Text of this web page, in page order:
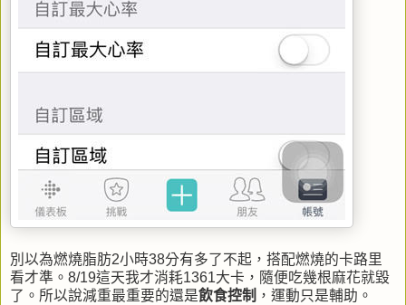
別以為燃燒脂肪2小時38分有多了不起，搭配燃燒的卡路里
看才準。8/19這天我才消耗1361大卡，隨便吃幾根麻花就毀
了。所以說減重最重要的還是飲食控制 ，運動只是輔助。